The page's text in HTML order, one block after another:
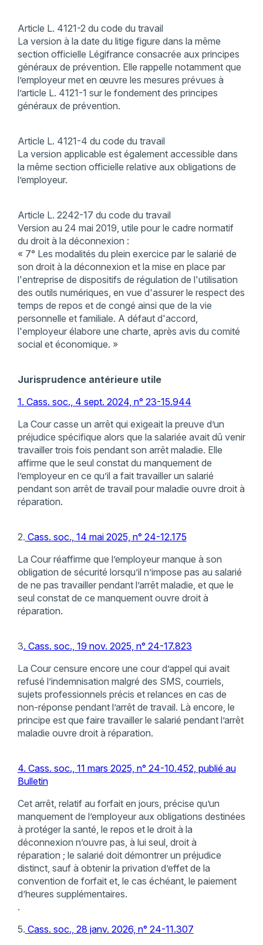
Article L. 4121-2 du code du travail
La version à la date du litige figure dans la même
section officielle Légifrance consacrée aux principes
généraux de prévention. Elle rappelle notamment que
l’employeur met en œuvre les mesures prévues à
l’article L. 4121-1 sur le fondement des principes
généraux de prévention.
Article L. 4121-4 du code du travail
La version applicable est également accessible dans
la même section officielle relative aux obligations de
l’employeur.
Article L. 2242-17 du code du travail
Version au 24 mai 2019, utile pour le cadre normatif
du droit à la déconnexion :
« 7° Les modalités du plein exercice par le salarié de
son droit à la déconnexion et la mise en place par
l'entreprise de dispositifs de régulation de l'utilisation
des outils numériques, en vue d'assurer le respect des
temps de repos et de congé ainsi que de la vie
personnelle et familiale. A défaut d'accord,
l'employeur élabore une charte, après avis du comité
social et économique. »
Jurisprudence antérieure utile
1. Cass. soc., 4 sept. 2024, n° 23-15.944
La Cour casse un arrêt qui exigeait la preuve d’un
préjudice spécifique alors que la salariée avait dû venir
travailler trois fois pendant son arrêt maladie. Elle
affirme que le seul constat du manquement de
l’employeur en ce qu’il a fait travailler un salarié
pendant son arrêt de travail pour maladie ouvre droit à
réparation.
2. Cass. soc., 14 mai 2025, n° 24-12.175
La Cour réaffirme que l’employeur manque à son
obligation de sécurité lorsqu’il n’impose pas au salarié
de ne pas travailler pendant l’arrêt maladie, et que le
seul constat de ce manquement ouvre droit à
réparation.
3. Cass. soc., 19 nov. 2025, n° 24-17.823
La Cour censure encore une cour d’appel qui avait
refusé l’indemnisation malgré des SMS, courriels,
sujets professionnels précis et relances en cas de
non-réponse pendant l’arrêt de travail. Là encore, le
principe est que faire travailler le salarié pendant l’arrêt
maladie ouvre droit à réparation.
4. Cass. soc., 11 mars 2025, n° 24-10.452, publié au
Bulletin
Cet arrêt, relatif au forfait en jours, précise qu’un
manquement de l’employeur aux obligations destinées
à protéger la santé, le repos et le droit à la
déconnexion n’ouvre pas, à lui seul, droit à
réparation ; le salarié doit démontrer un préjudice
distinct, sauf à obtenir la privation d’effet de la
convention de forfait et, le cas échéant, le paiement
d’heures supplémentaires.
.
5. Cass. soc., 28 janv. 2026, n° 24-11.307